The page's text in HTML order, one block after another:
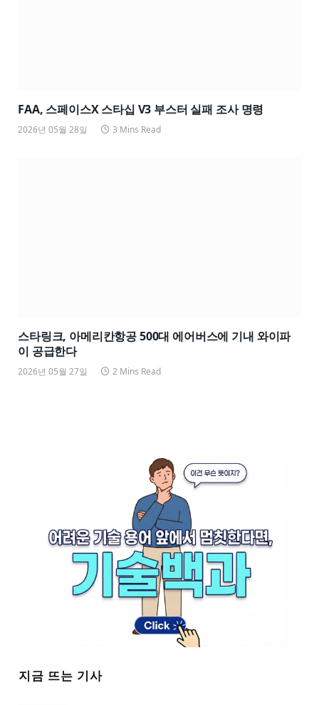
FAA, 스페이스X 스타십 V3 부스터 실패 조사 명령
2026년 05월 28일 3 Mins Read
스타링크, 아메리칸항공 500대 에어버스에 기내 와이파
이 공급한다
2026년 05월 27일 2 Mins Read
지금 뜨는 기사